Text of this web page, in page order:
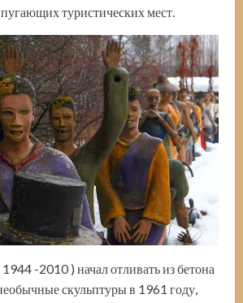
туристических мест.
-2010 ) начал отливать из бетона
скульптуры в 1961 году,